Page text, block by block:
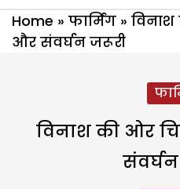
Home » फार्मिंग » विनाश
और संवर्घन जरूरी
विनाश की ओर